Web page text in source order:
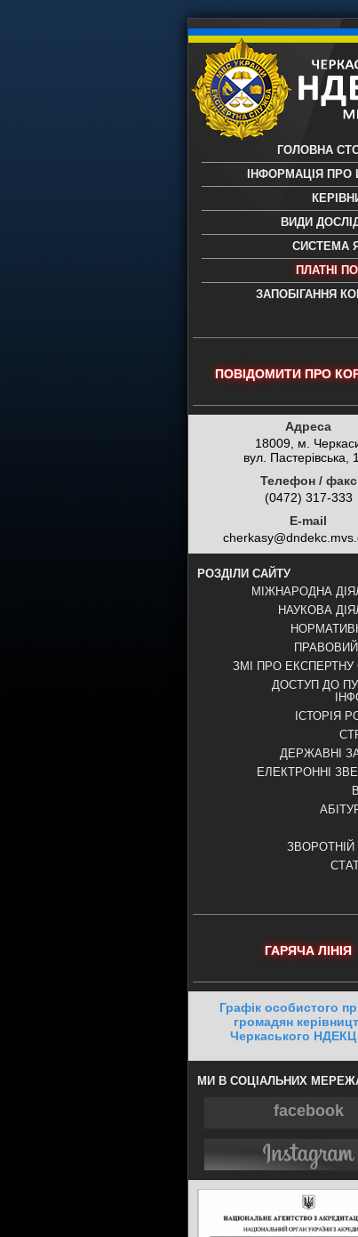
науково-дослідний
- проведення всих видів
експертиз
ГОЛОВНА
ІНФОРМАЦІЯ ПРО
ВИДИ
СИСТЕМА
ПЛАТНІ
ЗАПОБІГАННЯ
ПОВІДОМИТИ ПРО
Адреса
18009, м.
вул. Пастерівська,
Телефон / факс
(0472) 317-333
E-mail
РОЗДІЛИ САЙТУ
МІЖНАРОДНА
НАУКОВА
ЗМІ ПРО
ДОСТУП ДО
ІСТОРІЯ
ДЕРЖАВНІ
ЕЛЕКТРОННІ
ЗВОРОТНІЙ
ГАРЯЧА ЛІНІЯ
Графік особистого
громадян
Черкаського
МИ В СОЦІАЛЬНИХ
facebook